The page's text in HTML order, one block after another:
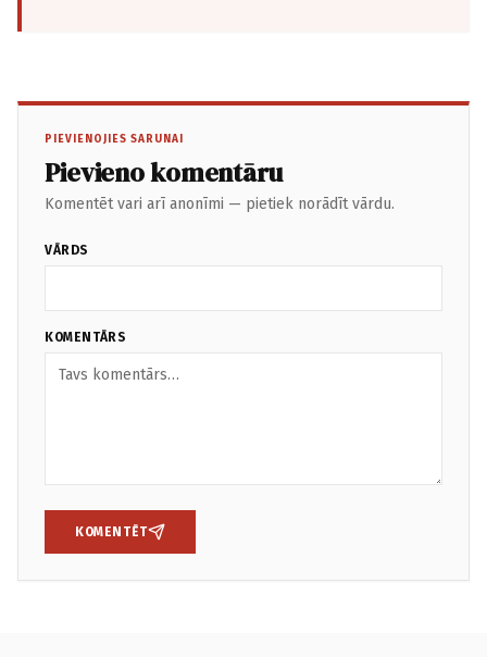
PIEVIENOJIES SARUNAI
Pievieno komentāru
Komentēt vari arī anonīmi — pietiek norādīt vārdu.
VĀRDS
KOMENTĀRS
KOMENTĒT